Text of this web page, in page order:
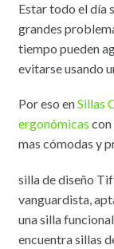
Estar todo el día
grandes
tiempo pueden
evitarse usando
Por eso enSillas
ergonómicas con
mas cómodas y
silla de diseño
vanguardista,
una silla
encuentra sillas